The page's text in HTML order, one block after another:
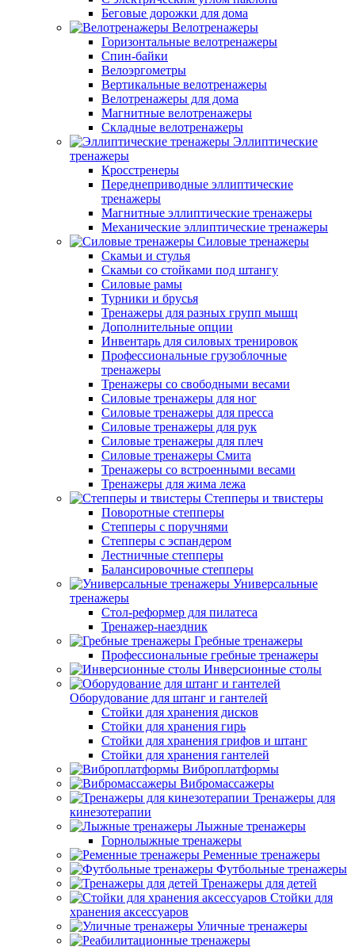
Беговые дорожки для дома
Велотренажеры
Горизонтальные велотренажеры
Спин-байки
Велоэргометры
Вертикальные велотренажеры
Велотренажеры для дома
Магнитные велотренажеры
Складные велотренажеры
Эллиптические
тренажеры
Кросстренеры
Переднеприводные эллиптические
тренажеры
Магнитные эллиптические тренажеры
Механические эллиптические тренажеры
Силовые тренажеры
Скамьи и стулья
Скамьи со стойками под штангу
Силовые рамы
Турники и брусья
Тренажеры для разных групп мышц
Дополнительные опции
Инвентарь для силовых тренировок
Профессиональные грузоблочные
тренажеры
Тренажеры со свободными весами
Силовые тренажеры для ног
Силовые тренажеры для пресса
Силовые тренажеры для рук
Силовые тренажеры для плеч
Силовые тренажеры Смита
Тренажеры со встроенными весами
Тренажеры для жима лежа
Степперы и твистеры
Поворотные степперы
Степперы с поручнями
Степперы с эспандером
Лестничные степперы
Балансировочные степперы
Универсальные
тренажеры
Стол-реформер для пилатеса
Тренажер-наездник
Гребные тренажеры
Профессиональные гребные тренажеры
Инверсионные столы
Оборудование для штанг и гантелей
Стойки для хранения дисков
Стойки для хранения гирь
Стойки для хранения грифов и штанг
Стойки для хранения гантелей
Виброплатформы
Вибромассажеры
Тренажеры для
кинезотерапии
Лыжные тренажеры
Горнолыжные тренажеры
Ременные тренажеры
Футбольные тренажеры
Тренажеры для детей
Стойки для
хранения аксессуаров
Уличные тренажеры